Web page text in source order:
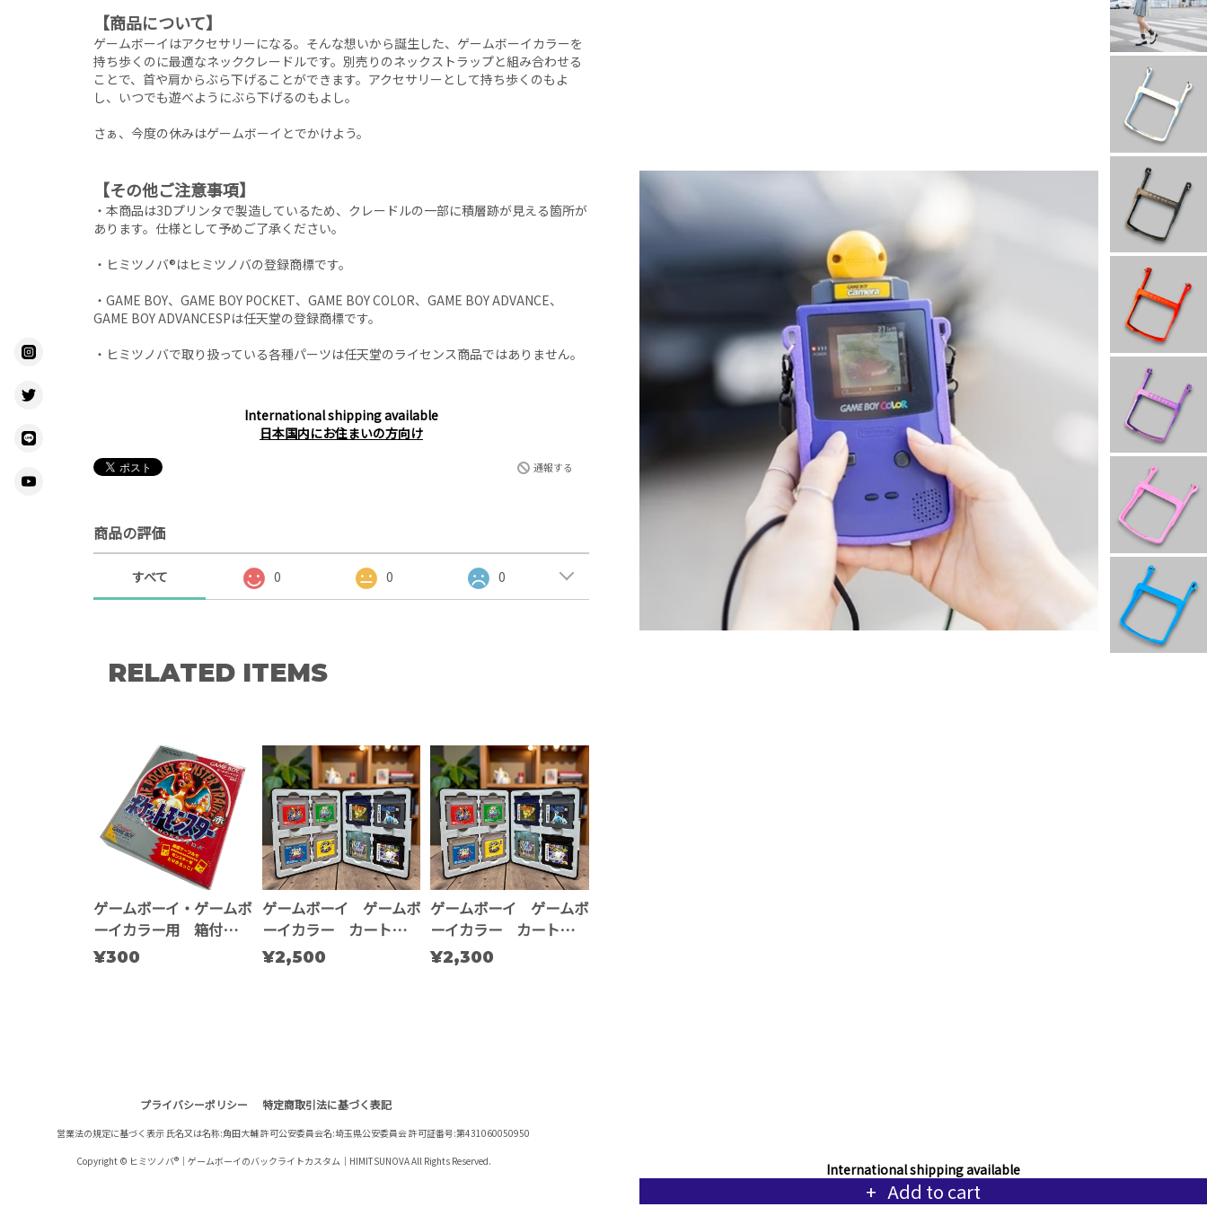
【商品について】
ゲームボーイはアクセサリーになる。そんな想いから誕生した、ゲームボーイカラーを
持ち歩くのに最適なネッククレードルです。別売りのネックストラップと組み合わせる
ことで、首や肩からぶら下げることができます。アクセサリーとして持ち歩くのもよ
し、いつでも遊べようにぶら下げるのもよし。
さぁ、今度の休みはゲームボーイとでかけよう。
【その他ご注意事項】
・本商品は3Dプリンタで製造しているため、クレードルの一部に積層跡が見える箇所が
あります。仕様として予めご了承ください。
・ヒミツノバ®はヒミツノバの登録商標です。
・GAME BOY、GAME BOY POCKET、GAME BOY COLOR、GAME BOY ADVANCE、
GAME BOY ADVANCESPは任天堂の登録商標です。
・ヒミツノバで取り扱っている各種パーツは任天堂のライセンス商品ではありません。
International shipping available
日本国内にお住まいの方向け
通報する
商品の評価
すべて 0 0 0
RELATED ITEMS
ゲームボーイ・ゲームボ
ーイカラー用 箱付きソ
フト専用 プロテクトケ
¥300
ゲームボーイ ゲームボ
ーイカラー カートリッ
ジ収納ケース
¥2,500
ゲームボーイ ゲームボ
ーイカラー カートリッ
ジ収納ケース ※複数個
¥2,300
International shipping available
Add to cart
プライバシーポリシー 特定商取引法に基づく表記
古物営業法の規定に基づく表示 氏名又は名称:角田大輔 許可公安委員会名:埼玉県公安委員会 許可証番号:第431060050950
Copyright © ヒミツノバ®｜ゲームボーイのバックライトカスタム｜HIMITSUNOVA All Rights Reserved.